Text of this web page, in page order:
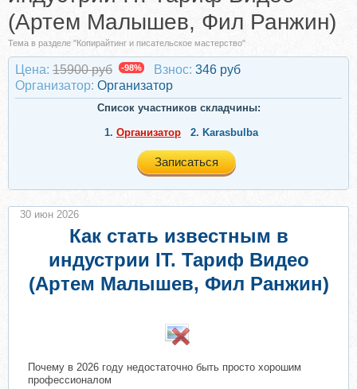
(Артем Малышев, Фил Ранжин)
Тема в разделе "Копирайтинг и писательское мастерство"
Цена: 15900 руб -98% Взнос: 346 руб
Организатор: Организатор
Список участников складчины:
1. Организатор 2. Karasbulba
Записаться
Как стать известным в
индустрии IT. Тариф Видео
(Артем Малышев, Фил Ранжин)
Почему в 2026 году недостаточно быть просто хорошим
профессионалом
30 июн 2026